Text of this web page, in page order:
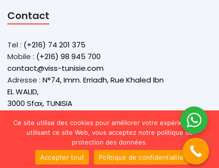
Contact
Tel : (+216) 74 201 375
Mobile : (+216) 98 945 700
contact@viss-tunisie.com
Adresse : N°74, Imm. Erriadh, Rue Khaled Ibn
EL WALID,
3000 Sfax, TUNISIA
Handcoded & Designed with by VISS @ 2025
Ce site utilise des cookies pour améliorer votre expérience. En
utilisant ce site Web, vous acceptez notre politique de
protection des données.
Accepter tout
Politique de confidentialité